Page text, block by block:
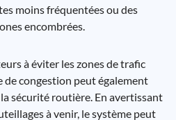
moins fréquentées ou des
encombrées.
à éviter les zones de trafic
de congestion peut également
sécurité routière. En avertissant
à venir, le système peut